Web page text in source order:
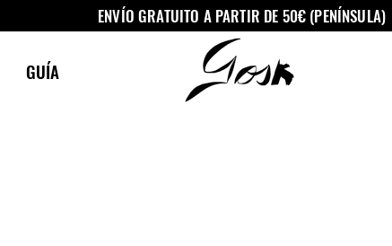
ENVÍO GRATUITO A PARTIR DE 50€ (PENÍNSULA)
GUÍA